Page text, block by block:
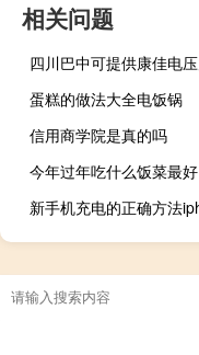
相关问题
蛋糕的做法大全电饭锅
信用商学院是真的吗
今年过年吃什么饭菜最好